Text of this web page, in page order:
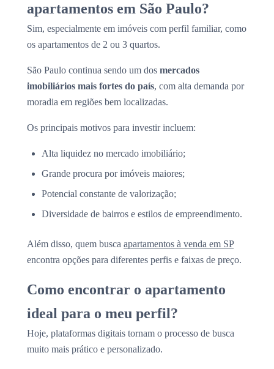
apartamentos em São Paulo?
Sim, especialmente em imóveis com perfil familiar, como
os apartamentos de 2 ou 3 quartos.
São Paulo continua sendo um dos mercados
imobiliários mais fortes do país, com alta demanda por
moradia em regiões bem localizadas.
Os principais motivos para investir incluem:
Alta liquidez no mercado imobiliário;
Grande procura por imóveis maiores;
Potencial constante de valorização;
Diversidade de bairros e estilos de empreendimento.
Além disso, quem busca apartamentos à venda em SP
encontra opções para diferentes perfis e faixas de preço.
Como encontrar o apartamento
ideal para o meu perfil?
Hoje, plataformas digitais tornam o processo de busca
muito mais prático e personalizado.